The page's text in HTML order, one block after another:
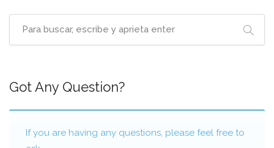
Got Any Question?
If you are having any questions, please feel free to